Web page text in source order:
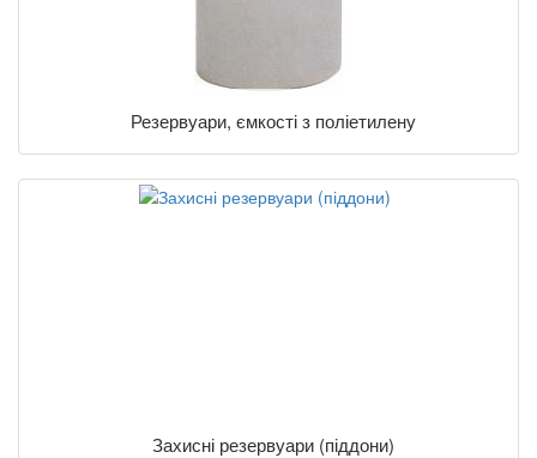
Резервуари, ємкості з поліетилену
Захисні резервуари (піддони)